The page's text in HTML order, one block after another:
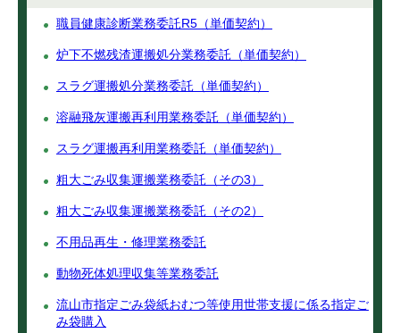
職員健康診断業務委託R5（単価契約）
炉下不燃残渣運搬処分業務委託（単価契約）
スラグ運搬処分業務委託（単価契約）
溶融飛灰運搬再利用業務委託（単価契約）
スラグ運搬再利用業務委託（単価契約）
粗大ごみ収集運搬業務委託（その3）
粗大ごみ収集運搬業務委託（その2）
不用品再生・修理業務委託
動物死体処理収集等業務委託
流山市指定ごみ袋紙おむつ等使用世帯支援に係る指定ご
み袋購入